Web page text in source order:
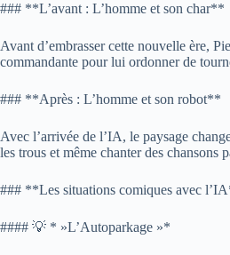
### **L’avant : L’homme et son char**
Avant d’embrasser cette nouvelle ère,
commandante pour lui ordonner de
### **Après : L’homme et son robot**
Avec l’arrivée de l’IA, le paysage
les trous et même chanter des chansons
### **Les situations comiques avec
#### 💡 * »L’Autoparkage »*